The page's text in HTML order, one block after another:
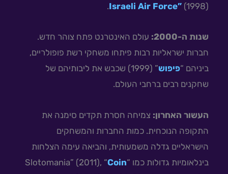
Israeli Air Force” (1998).
שנות ה-2000:
עולם האינטרנט פתח צוהר חדש.
חברות ישראליות רבות פיתחו משחקי רשת פופולריים,
ביניהם “פיפוש
” (1999) שכבש את ליבותיהם של
שחקנים רבים ברחבי העולם.
העשור האחרון: צמיחה חסרת תקדים סימנה את
התקופה הנוכחית. כמות החברות והמשחקים
הישראליים גדלה משמעותית, והביאה עימה הצלחות
בינלאומיות גדולות כמו “Slotomania” (2011), “Coin